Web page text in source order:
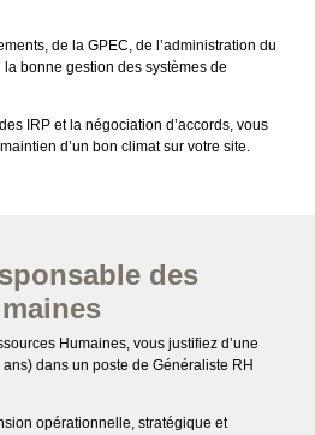
de la GPEC, de l’administration du
bonne gestion des systèmes de
IRP et la négociation d’accords, vous
d’un bon climat sur votre site.
des
Humaines, vous justifiez d’une
dans un poste de Généraliste RH
opérationnelle, stratégique et